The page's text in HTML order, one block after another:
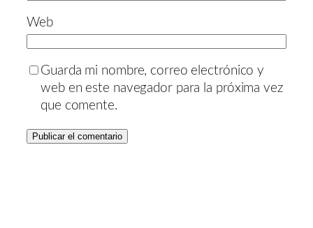
Web
Guarda mi nombre, correo electrónico y
web en este navegador para la próxima vez
que comente.